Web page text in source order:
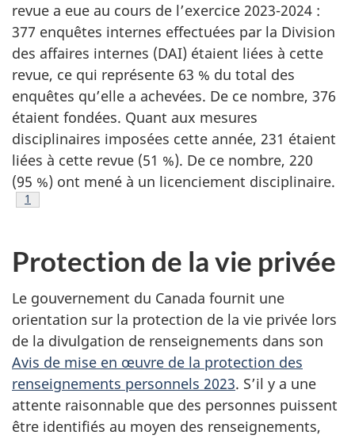
revue a eue au cours de l’exercice 2023-2024 :
377 enquêtes internes effectuées par la Division
des affaires internes (DAI) étaient liées à cette
revue, ce qui représente 63 % du total des
enquêtes qu’elle a achevées. De ce nombre, 376
étaient fondées. Quant aux mesures
disciplinaires imposées cette année, 231 étaient
liées à cette revue (51 %). De ce nombre, 220
(95 %) ont mené à un licenciement disciplinaire.
Note de bas de page
1
Protection de la vie privée
Le gouvernement du Canada fournit une
orientation sur la protection de la vie privée lors
de la divulgation de renseignements dans son
Avis de mise en œuvre de la protection des
renseignements personnels 2023. S’il y a une
attente raisonnable que des personnes puissent
être identifiés au moyen des renseignements,